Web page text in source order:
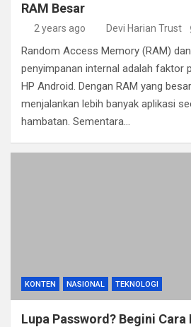
RAM Besar
2 years ago Devi Harian Trust
Random Access Memory (RAM)
penyimpanan internal adalah faktor
HP Android. Dengan RAM yang
menjalankan lebih banyak aplikasi
hambatan. Sementara…
KONTEN NASIONAL TEKNOLOGI
Lupa Password? Begini Cara